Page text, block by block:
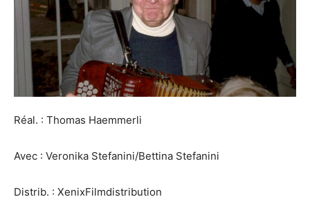
Réal. : Thomas Haemmerli
Avec : Veronika Stefanini/Bettina Stefanini
Distrib. : XenixFilmdistribution